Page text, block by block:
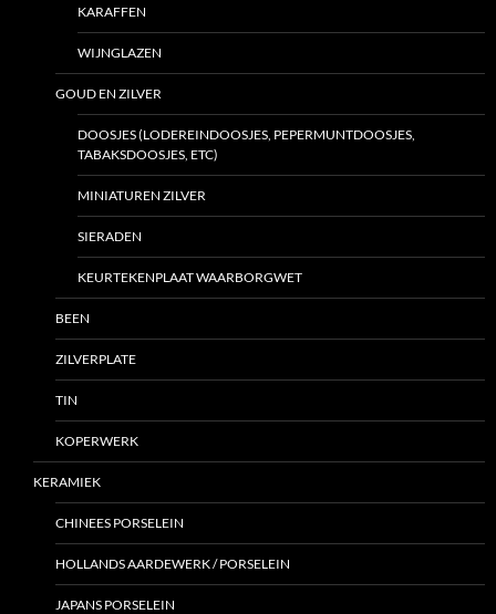
KARAFFEN
WIJNGLAZEN
GOUD EN ZILVER
DOOSJES (LODEREINDOOSJES, PEPERMUNTDOOSJES,
TABAKSDOOSJES, ETC)
MINIATUREN ZILVER
SIERADEN
KEURTEKENPLAAT WAARBORGWET
BEEN
ZILVERPLATE
TIN
KOPERWERK
KERAMIEK
CHINEES PORSELEIN
HOLLANDS AARDEWERK / PORSELEIN
JAPANS PORSELEIN